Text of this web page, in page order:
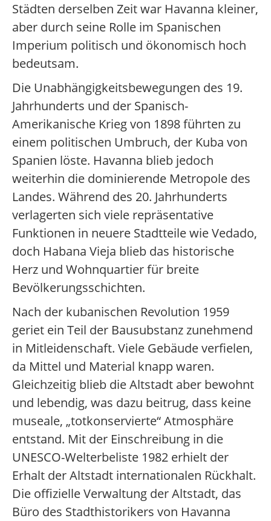
Städten derselben Zeit war Havanna kleiner,
aber durch seine Rolle im Spanischen
Imperium politisch und ökonomisch hoch
bedeutsam.
Die Unabhängigkeitsbewegungen des 19.
Jahrhunderts und der Spanisch-
Amerikanische Krieg von 1898 führten zu
einem politischen Umbruch, der Kuba von
Spanien löste. Havanna blieb jedoch
weiterhin die dominierende Metropole des
Landes. Während des 20. Jahrhunderts
verlagerten sich viele repräsentative
Funktionen in neuere Stadtteile wie Vedado,
doch Habana Vieja blieb das historische
Herz und Wohnquartier für breite
Bevölkerungsschichten.
Nach der kubanischen Revolution 1959
geriet ein Teil der Bausubstanz zunehmend
in Mitleidenschaft. Viele Gebäude verfielen,
da Mittel und Material knapp waren.
Gleichzeitig blieb die Altstadt aber bewohnt
und lebendig, was dazu beitrug, dass keine
museale, „totkonservierte“ Atmosphäre
entstand. Mit der Einschreibung in die
UNESCO-Welterbeliste 1982 erhielt der
Erhalt der Altstadt internationalen Rückhalt.
Die offizielle Verwaltung der Altstadt, das
Büro des Stadthistorikers von Havanna